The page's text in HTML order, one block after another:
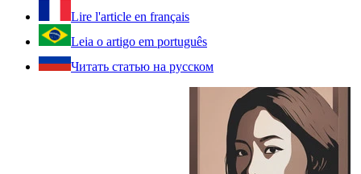
Lire l'article en français
Leia o artigo em português
Читать статью на русском